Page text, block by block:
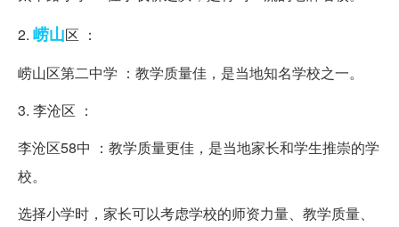
2. 崂山区 ：
崂山区第二中学 ：教学质量佳，是当地知名学校之一。
3. 李沧区 ：
李沧区58中 ：教学质量更佳，是当地家长和学生推崇的学
校。
选择小学时，家长可以考虑学校的师资力量、教学质量、